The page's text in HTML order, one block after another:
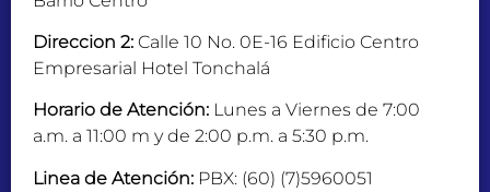
Direccion 2: Calle 10 No. 0E-16 Edificio Centro
Empresarial Hotel Tonchalá
Horario de Atención: Lunes a Viernes de 7:00
a.m. a 11:00 m y de 2:00 p.m. a 5:30 p.m.
Linea de Atención: PBX: (60) (7)5960051